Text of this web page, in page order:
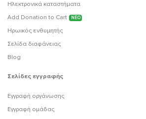
Ηλεκτρονικά καταστήματα
Add Donation to Cart
ΝΕΟ
Ηρωικός ενθυμητής
Σελίδα διαφάνειας
Blog
Σελίδες εγγραφής
Εγγραφή οργάνωσης
Εγγραφή ομάδας